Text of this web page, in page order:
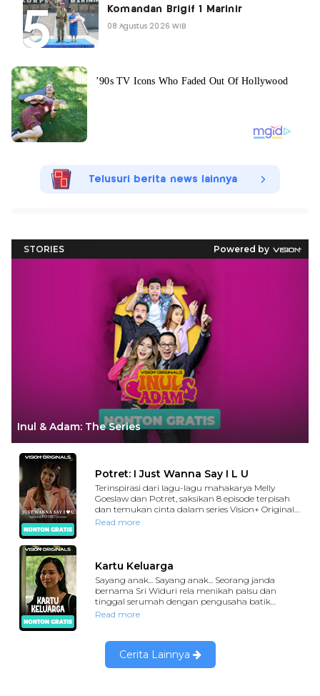
Komandan Brigif 1 Marinir
08 Agustus 2026 WIB
Telusuri berita news lainnya